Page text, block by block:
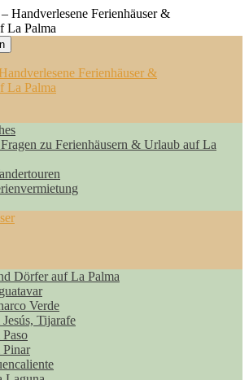
Ferienhäuser &
La Palma
zu Ferienhäusern & Urlaub auf La
Dörfer auf La Palma
Verde
Tijarafe
Pinar